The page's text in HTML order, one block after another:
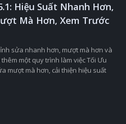
Hiệu Suất Nhanh Hơn,
Mà Hơn, Xem Trước
sửa nhanh hơn, mượt mà hơn và
một quy trình làm việc Tối Ưu
mượt mà hơn, cải thiện hiệu suất